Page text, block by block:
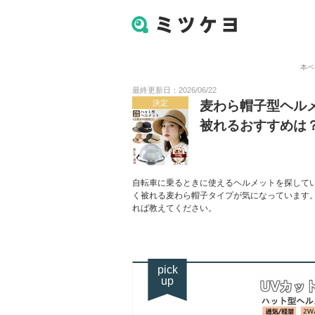
本
最終更新日：2026/06/22
決定
麦わら帽子型ヘル
被れるおすすめは
自転車に乗るときに使えるヘルメットを探し
く被れる麦わら帽子タイプが気になっていま
れば教えてください。
pick
up